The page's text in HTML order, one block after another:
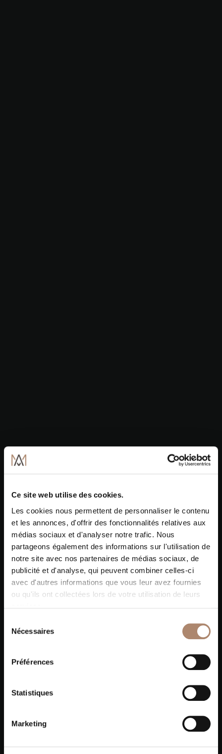
Ce site web utilise des cookies.
Les cookies nous permettent de personnaliser le contenu
et les annonces, d'offrir des fonctionnalités relatives aux
médias sociaux et d'analyser notre trafic. Nous
partageons également des informations sur l'utilisation de
notre site avec nos partenaires de médias sociaux, de
publicité et d'analyse, qui peuvent combiner celles-ci
avec d'autres informations que vous leur avez fournies
ou qu'ils ont collectées lors de votre utilisation de leurs
Nécessaires
Préférences
Statistiques
Marketing
Nos autres réalisations